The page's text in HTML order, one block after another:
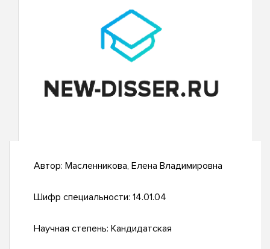
Автор: Масленникова, Елена Владимировна
Шифр специальности: 14.01.04
Научная степень: Кандидатская